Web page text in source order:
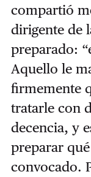
compartió
dirigente de
preparado:
Aquello le
firmemente
tratarle con
decencia, y
preparar
convocado.